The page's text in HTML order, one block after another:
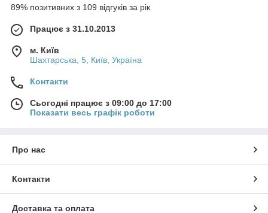
89% позитивних з 109 відгуків за рік
Працює з 31.10.2013
м. Київ
Шахтарська, 5, Київ, Україна
Контакти
Сьогодні працює з 09:00 до 17:00
Показати весь графік роботи
Про нас
Контакти
Доставка та оплата